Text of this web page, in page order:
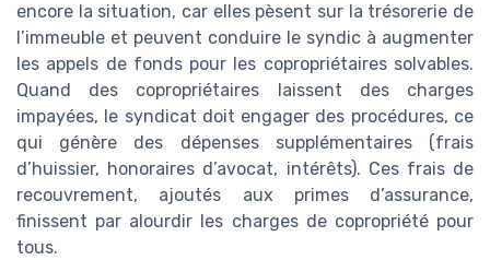
encore la situation, car elles pèsent sur la trésorerie de
l’immeuble et peuvent conduire le syndic à augmenter
les appels de fonds pour les copropriétaires solvables.
Quand des copropriétaires laissent des charges
impayées, le syndicat doit engager des procédures, ce
qui génère des dépenses supplémentaires (frais
d’huissier, honoraires d’avocat, intérêts). Ces frais de
recouvrement, ajoutés aux primes d’assurance,
finissent par alourdir les charges de copropriété pour
tous.